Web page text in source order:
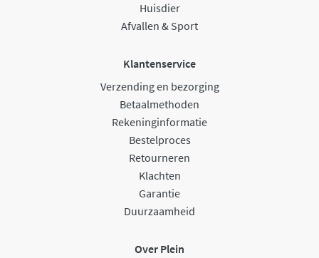
Huisdier
Afvallen & Sport
Klantenservice
Verzending en bezorging
Betaalmethoden
Rekeninginformatie
Bestelproces
Retourneren
Klachten
Garantie
Duurzaamheid
Over Plein